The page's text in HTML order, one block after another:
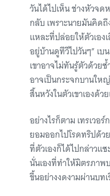
วันได้ไปเห็น ช่างหัวจ
กลับ เพราะนายมันคิด
แหละที่ปล่อยให้ตัวเอง
อยู่บ้านดูทีวีไปวันๆ” เ
เขาอาจไม่ทันรู้ตัวด้วย
อาจเป็นกระจกบานให
สิ้นหวังในตัวเขาเองด้ว
อย่างไรก็ตาม เทรเวอ
ยอมออกไปโรดทริปด้ว
ที่ตัวเองก็ได้ไปกล่าวแ
นั่นเองที่ทำให้มิตรภา
ขึ้นอย่างงดงามผ่านบท